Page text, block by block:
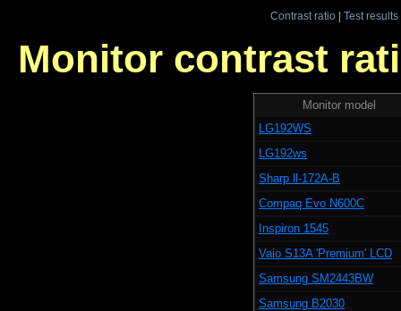
Contrast ratio| Test results
Monitor contrast
Monitor model
LG192WS
LG192ws
Sharp ll-172A-B
Compaq Evo N600C
Inspiron 1545
Vaio S13A 'Premium' LCD
Samsung SM2443BW
Samsung B2030